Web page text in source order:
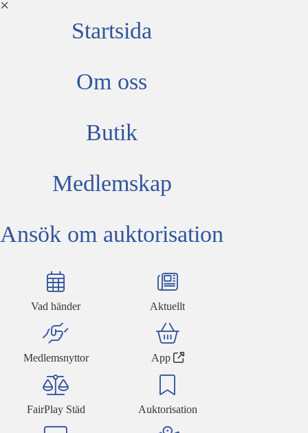
Startsida
Om oss
Butik
Medlemskap
Ansök om auktorisation
Vad händer Aktuellt
Medlemsnyttor App
FairPlay Städ Auktorisation